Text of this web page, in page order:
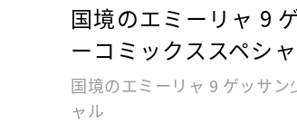
国境のエミーリャ 9
ーコミックススペシ
国境のエミーリャ 9 ゲッサ
ャル